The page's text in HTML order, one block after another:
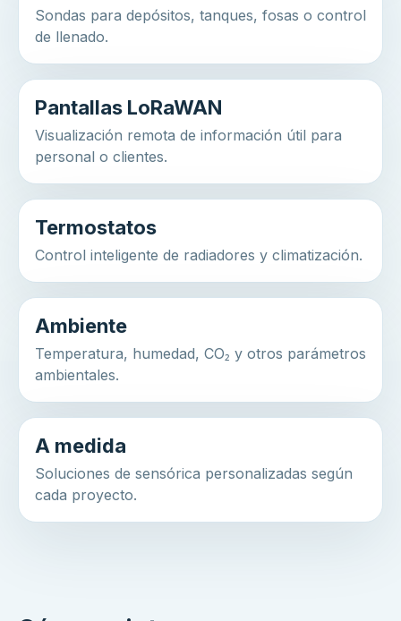
Sondas para depósitos, tanques, fosas o control
de llenado.
Pantallas LoRaWAN
Visualización remota de información útil para
personal o clientes.
Termostatos
Control inteligente de radiadores y climatización.
Ambiente
Temperatura, humedad, CO₂ y otros parámetros
ambientales.
A medida
Soluciones de sensórica personalizadas según
cada proyecto.